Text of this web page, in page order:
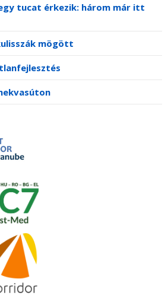
tucat érkezik: három már itt
mögött